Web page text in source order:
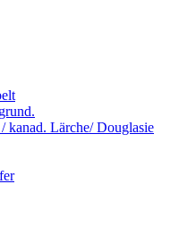
kanad. Lärche/ Douglasie